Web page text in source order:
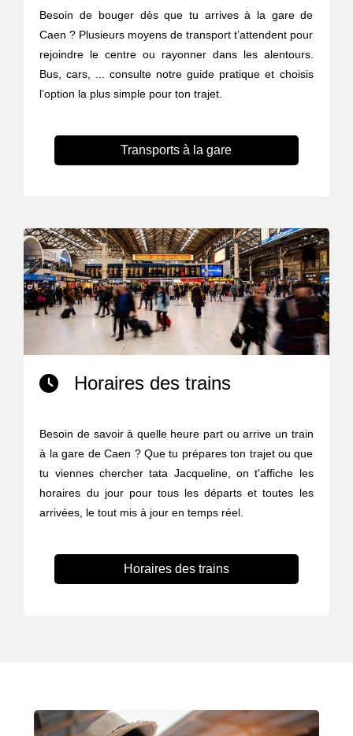
Besoin de bouger dès que tu arrives à la gare de
Caen ? Plusieurs moyens de transport t’attendent pour
rejoindre le centre ou rayonner dans les alentours.
Bus, cars, ... consulte notre guide pratique et choisis
l’option la plus simple pour ton trajet.
Transports à la gare
Horaires des trains
Besoin de savoir à quelle heure part ou arrive un train
à la gare de Caen ? Que tu prépares ton trajet ou que
tu viennes chercher tata Jacqueline, on t'affiche les
horaires du jour pour tous les départs et toutes les
arrivées, le tout mis à jour en temps réel.
Horaires des trains